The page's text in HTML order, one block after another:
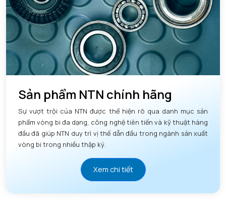
Sản phẩm NTN chính hãng
Sự vượt trội của NTN được thể hiện rõ qua danh mục sản
phẩm vòng bi đa dạng, công nghệ tiên tiến và kỹ thuật hàng
đầu đã giúp NTN duy trì vị thế dẫn đầu trong ngành sản xuất
vòng bi trong nhiều thập kỷ.
Xem chi tiết